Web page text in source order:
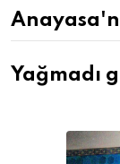
Yağmadı